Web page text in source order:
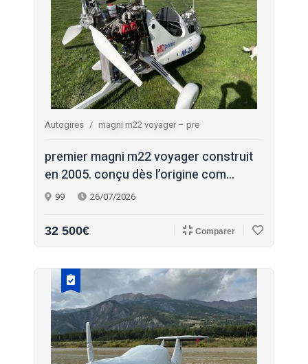
Autogires magni m22 voyager – pre
premier magni m22 voyager construit
en 2005. conçu dès l’origine com...
99 26/07/2026
32 500€ Comparer